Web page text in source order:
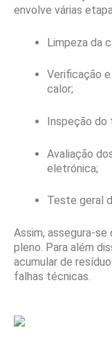
envolve várias
Limpeza da
Verificação
calor;
Inspeção do
Avaliação
eletrónica;
Teste geral
Assim, assegura-
pleno. Para além
acumular de
falhas técnicas.